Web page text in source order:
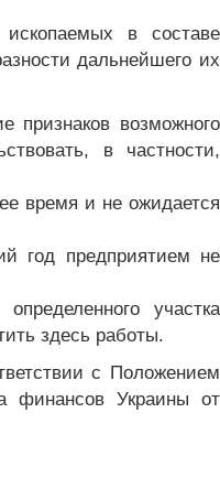
в составе
дальнейшего их
признаков возможного
в частности,
время и не ожидается
год предприятием не
участка
здесь работы.
с Положением
финансов Украины от